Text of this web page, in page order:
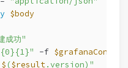
$body
成功"
-f $grafanaConfig
$ ($result.version)"